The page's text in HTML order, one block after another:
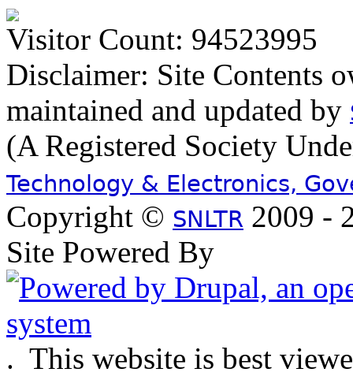
Visitor Count: 94523995
Disclaimer: Site Contents
maintained and updated by
(A Registered Society
Technology & Electronics,
Copyright © SNLTR 2009 -
Site Powered By
. This website is best